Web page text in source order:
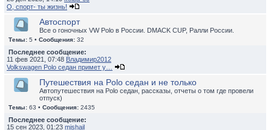
О, спорт- ты жизнь!
Автоспорт
Все о гоночных VW Polo в России. DMACK CUP, Ралли России.
Темы: 5 • Сообщения: 32
Последнее сообщение:
11 фев 2021, 07:48 Владимир2012
Volkswagen Polo седан примет у…
Путешествия на Polo седан и не только
Автопутешествия на Polo седан, рассказы, отчеты о том где провели
отпуск)
Темы: 63 • Сообщения: 2435
Последнее сообщение:
15 сен 2023, 01:23 mishail